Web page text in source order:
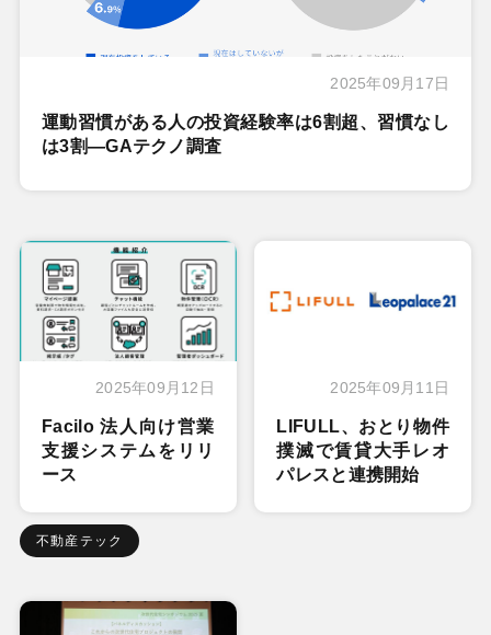
2025年09月17日
運動習慣がある人の投資経験率は6割超、習慣なし
は3割―GAテクノ調査
2025年09月12日
Facilo 法人向け営業
支援システムをリリ
ース
不動産テック
2025年09月11日
LIFULL、おとり物件
撲滅で賃貸大手レオ
パレスと連携開始